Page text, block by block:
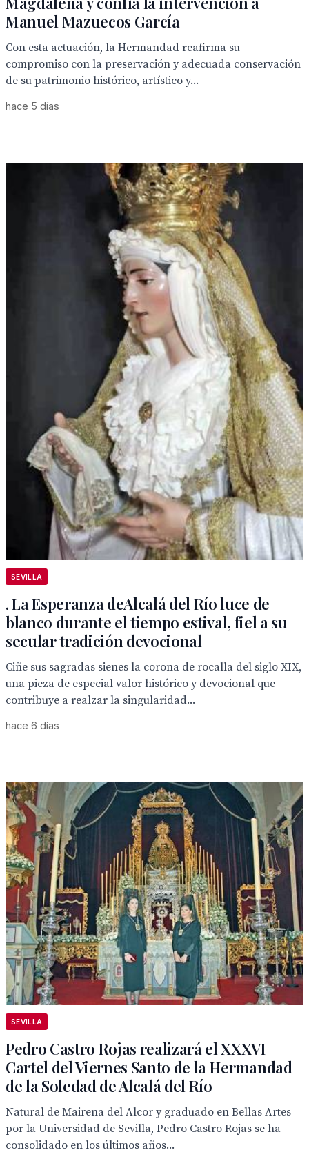
Manuel Mazuecos García
Con esta actuación, la Hermandad reafirma su
compromiso con la preservación y adecuada conservación
de su patrimonio histórico, artístico y...
hace 5 días
SEVILLA
. La Esperanza deAlcalá del Río luce de
blanco durante el tiempo estival, fiel a su
secular tradición devocional
Ciñe sus sagradas sienes la corona de rocalla del siglo XIX,
una pieza de especial valor histórico y devocional que
contribuye a realzar la singularidad...
hace 6 días
SEVILLA
Pedro Castro Rojas realizará el XXXVI
Cartel del Viernes Santo de la Hermandad
de la Soledad de Alcalá del Río
Natural de Mairena del Alcor y graduado en Bellas Artes
por la Universidad de Sevilla, Pedro Castro Rojas se ha
consolidado en los últimos años...